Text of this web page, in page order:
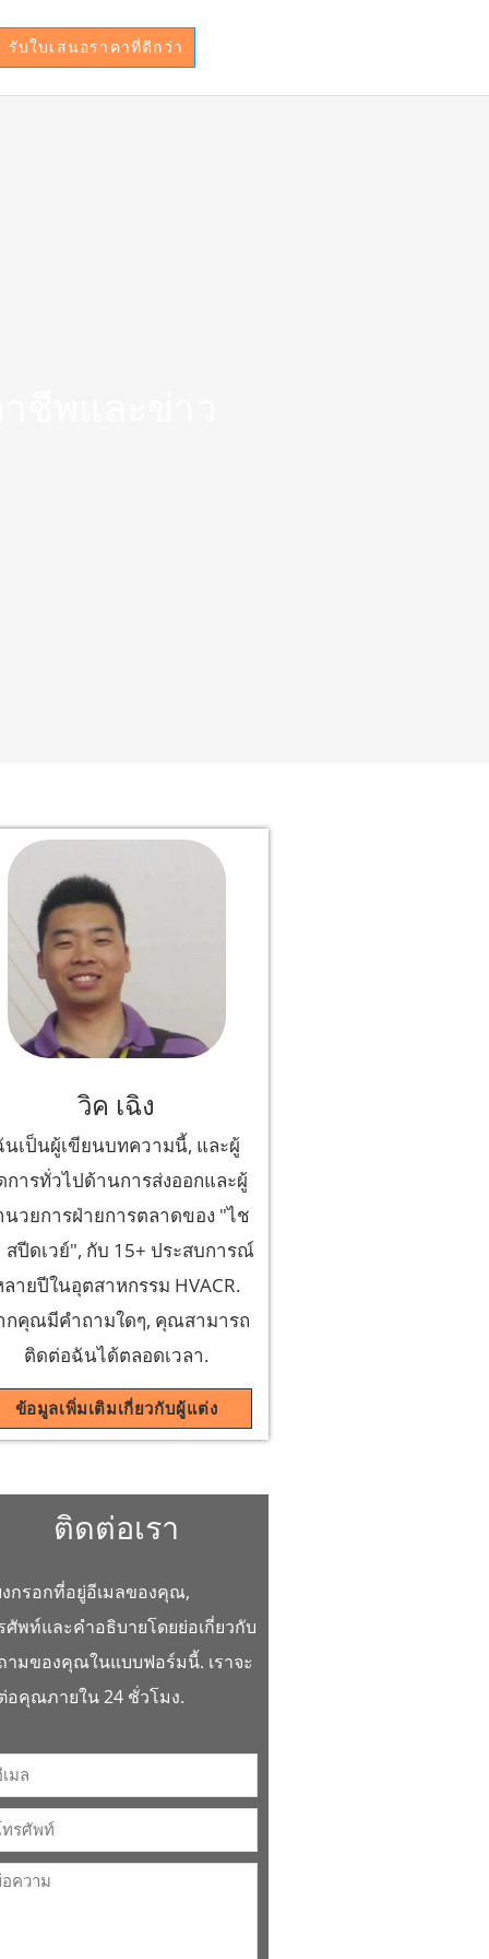
รับใบเสนอราคาที่ดีกว่า
วิค เฉิง
นเป็นผู้เขียนบทความนี้, และผู้
การทั่วไปด้านการส่งออกและผู้
นวยการฝ่ายการตลาดของ "ไช
สปีดเวย์", กับ 15+ ประสบการณ์
ายปีในอุตสาหกรรม HVACR.
กคุณมีคำถามใดๆ, คุณสามารถ
ติดต่อฉันได้ตลอดเวลา.
ข้อมูลเพิ่มเติมเกี่ยวกับผู้แต่ง
ติดต่อเรา
งกรอกที่อยู่อีเมลของคุณ,
ศัพท์และคำอธิบายโดยย่อเกี่ยวกับ
ามของคุณในแบบฟอร์มนี้. เราจะ
อคุณภายใน 24 ชั่วโมง.